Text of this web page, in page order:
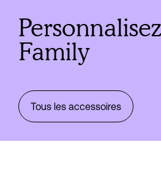
Family
Tous les accessoires